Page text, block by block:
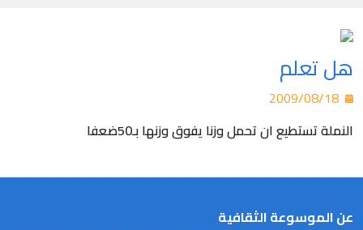
هل تعلم
النملة تستطيع ان تحمل وزنا يفوق وزنها بـ50ضعفا
عن الموسوعة الثقافية